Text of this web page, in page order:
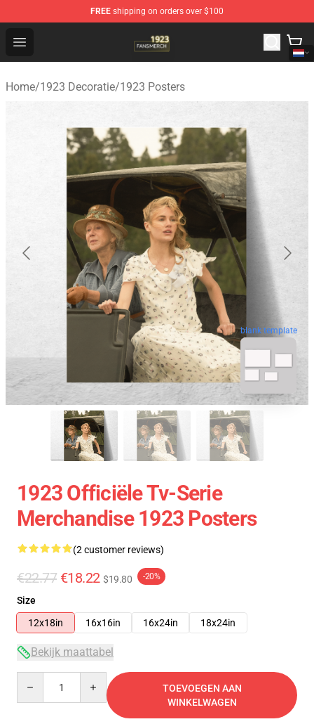
FREE shipping on orders over $100
Open menu
1923 Shop - Official 1923 Merchandise Store
Home/1923 Decoratie/1923 Posters
blank template
1923 Officiële Tv-Serie
Merchandise 1923 Posters
(2 customer reviews)
€22.77 €18.22 $19.80 -20%
Size
12x18in
16x16in 16x24in 18x24in
Bekijk maattabel
TOEVOEGEN AAN
WINKELWAGEN